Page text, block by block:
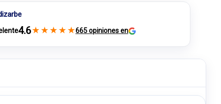
4.6★ ★ ★ ★ ★665 opiniones en